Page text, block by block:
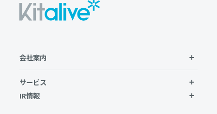
会社案内
サービス
IR情報